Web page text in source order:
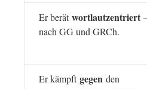
Er berätwortlautzentriert
nach GG und GRCh.
Er kämpftgegen den